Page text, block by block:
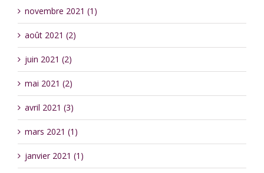
novembre 2021 (1)
août 2021 (2)
juin 2021 (2)
mai 2021 (2)
avril 2021 (3)
mars 2021 (1)
janvier 2021 (1)